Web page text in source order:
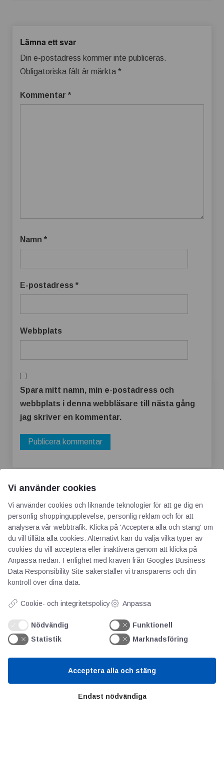
Lämna ett svar
Din e-postadress kommer inte publiceras.
Obligatoriska fält är märkta *
Kommentar *
Namn *
E-postadress *
Webbplats
Spara mitt namn, min e-postadress och
webbplats i denna webbläsare till nästa gång
jag skriver en kommentar.
AOTI
Om oss
Priser
GDPR
Kunskapscentrum
Chalmers Industriteknik
Vi använder cookies
Vi använder cookies och liknande teknologier för att ge dig en
personlig shoppingupplevelse, personlig reklam och för att
analysera vår webbtrafik. Klicka på 'Acceptera alla och stäng' om
du vill tillåta alla cookies. Alternativt kan du välja vilka typer av
cookies du vill acceptera eller inaktivera genom att klicka på
Anpassa nedan. I enlighet med kraven från Googles Business
Data Responsibility Site säkerställer vi transparens och din
kontroll över dina data.
Cookie- och integritetspolicy Anpassa
Nödvändig
Funktionell
Statistik
Marknadsföring
Endast nödvändiga
Acceptera alla och stäng